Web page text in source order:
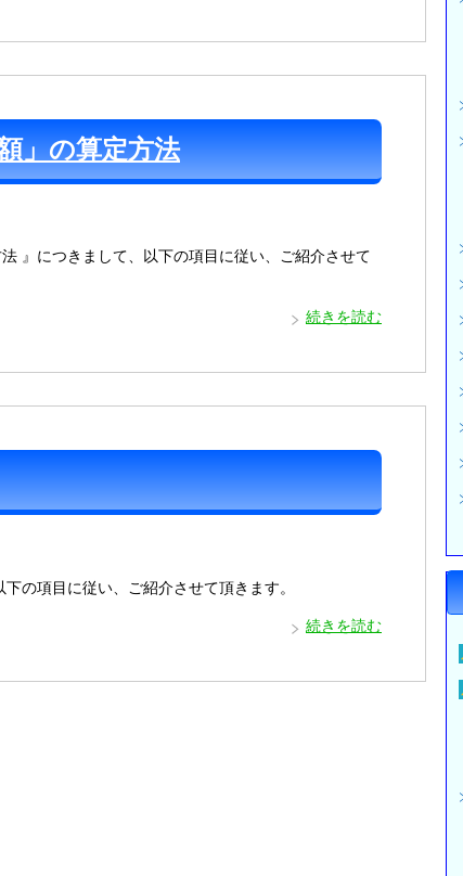
」の算定方法
』につきまして、以下の項目に従い、ご紹介させて
続きを読む
の項目に従い、ご紹介させて頂きます。
続きを読む